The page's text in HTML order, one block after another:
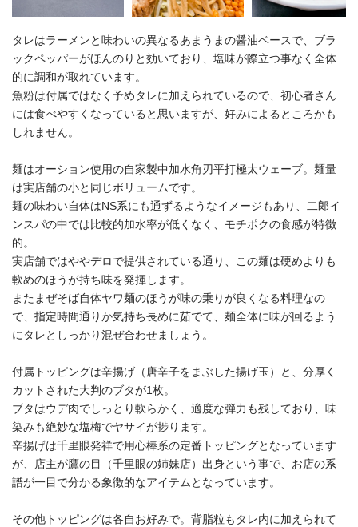
タレはラーメンと味わいの異なるあまうまの醤油ベースで、ブラ
ックペッパーがほんのりと効いており、塩味が際立つ事なく全体
的に調和が取れています。
魚粉は付属ではなく予めタレに加えられているので、初心者さん
には食べやすくなっていると思いますが、好みによるところかも
しれません。
麺はオーション使用の自家製中加水角刃平打極太ウェーブ。麺量
は実店舗の小と同じボリュームです。
麺の味わい自体はNS系にも通ずるようなイメージもあり、二郎イ
ンスパの中では比較的加水率が低くなく、モチポクの食感が特徴
的。
実店舗ではややデロで提供されている通り、この麺は硬めよりも
軟めのほうが持ち味を発揮します。
またまぜそば自体ヤワ麺のほうが味の乗りが良くなる料理なの
で、指定時間通りか気持ち長めに茹でて、麺全体に味が回るよう
にタレとしっかり混ぜ合わせましょう。
付属トッピングは辛揚げ（唐辛子をまぶした揚げ玉）と、分厚く
カットされた大判のブタが1枚。
ブタはウデ肉でしっとり軟らかく、適度な弾力も残しており、味
染みも絶妙な塩梅でヤサイが捗ります。
辛揚げは千里眼発祥で用心棒系の定番トッピングとなっています
が、店主が鷹の目（千里眼の姉妹店）出身という事で、お店の系
譜が一目で分かる象徴的なアイテムとなっています。
その他トッピングは各自お好みで。背脂粒もタレ内に加えられて